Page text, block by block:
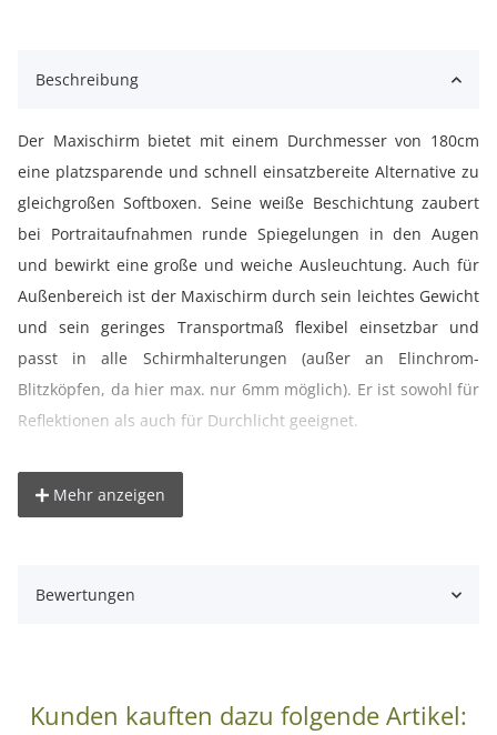
Beschreibung
Der Maxischirm bietet mit einem Durchmesser von 180cm
eine platzsparende und schnell einsatzbereite Alternative zu
gleichgroßen Softboxen. Seine weiße Beschichtung zaubert
bei Portraitaufnahmen runde Spiegelungen in den Augen
und bewirkt eine große und weiche Ausleuchtung. Auch für
Außenbereich ist der Maxischirm durch sein leichtes Gewicht
und sein geringes Transportmaß flexibel einsetzbar und
passt in alle Schirmhalterungen (außer an Elinchrom-
Blitzköpfen, da hier max. nur 6mm möglich). Er ist sowohl für
Reflektionen als auch für Durchlicht geeignet.
Durchmesser
° schnell aufgespannt und einsatzbereit
Mehr anzeigen
Bewertungen
Kunden kauften dazu folgende Artikel: